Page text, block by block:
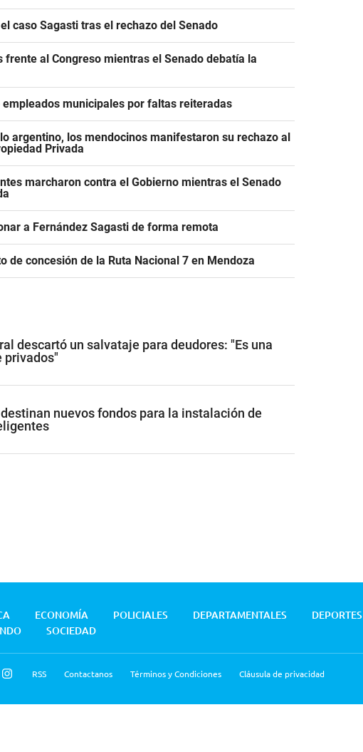
caso Sagasti tras el rechazo del Senado
al Congreso mientras el Senado debatía la
municipales por faltas reiteradas
argentino, los mendocinos manifestaron su rechazo al
Privada
marcharon contra el Gobierno mientras el Senado
a Fernández Sagasti de forma remota
de concesión de la Ruta Nacional 7 en Mendoza
descartó un salvataje para deudores: "Es una
privados"
nuevos fondos para la instalación de
ECONOMÍA POLICIALES DEPARTAMENTALES DEPORTES
SOCIEDAD
RSS Contactanos Términos y Condiciones Cláusula de privacidad